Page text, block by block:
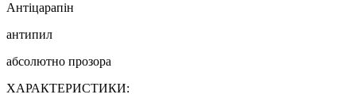
Антіцарапін
антипил
абсолютно прозора
ХАРАКТЕРИСТИКИ: